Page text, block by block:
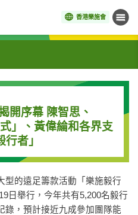
香港樂施會 目錄
開序幕 陳智思、
」、黃偉綸和各界支
者」
型的遠足籌款活動「樂施毅行
日舉行，今年共有5,200名毅行
錄，預計接近九成參加團隊能